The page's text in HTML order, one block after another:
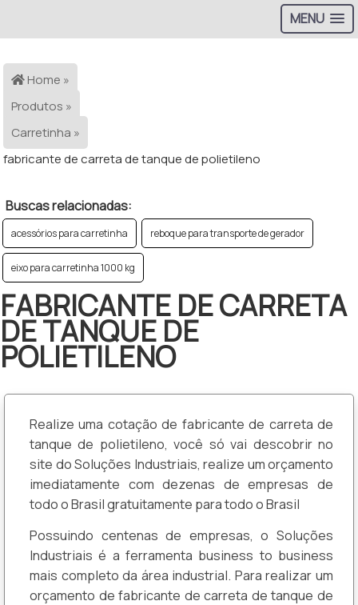
MENU
Home »
Produtos »
Carretinha »
fabricante de carreta de tanque de polietileno
Buscas relacionadas:
acessórios para carretinha reboque para transporte de gerador
eixo para carretinha 1000 kg
FABRICANTE DE CARRETA
DE TANQUE DE
POLIETILENO
Realize uma cotação de fabricante de carreta de
tanque de polietileno, você só vai descobrir no
site do Soluções Industriais, realize um orçamento
imediatamente com dezenas de empresas de
todo o Brasil gratuitamente para todo o Brasil
Possuindo centenas de empresas, o Soluções
Industriais é a ferramenta business to business
mais completo da área industrial. Para realizar um
orçamento de fabricante de carreta de tanque de